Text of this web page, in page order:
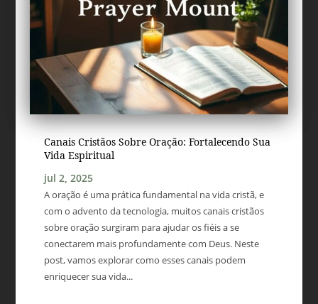
Canais Cristãos Sobre Oração: Fortalecendo Sua
Vida Espiritual
jul 2, 2025
A oração é uma prática fundamental na vida cristã, e
com o advento da tecnologia, muitos canais cristãos
sobre oração surgiram para ajudar os fiéis a se
conectarem mais profundamente com Deus. Neste
post, vamos explorar como esses canais podem
enriquecer sua vida...